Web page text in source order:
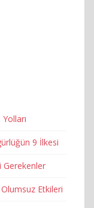
9 İlkesi
Gerekenler
Etkileri